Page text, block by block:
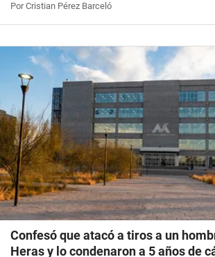
Por Cristian Pérez Barceló
Confesó que atacó a tiros a un
Heras y lo condenaron a 5 años de